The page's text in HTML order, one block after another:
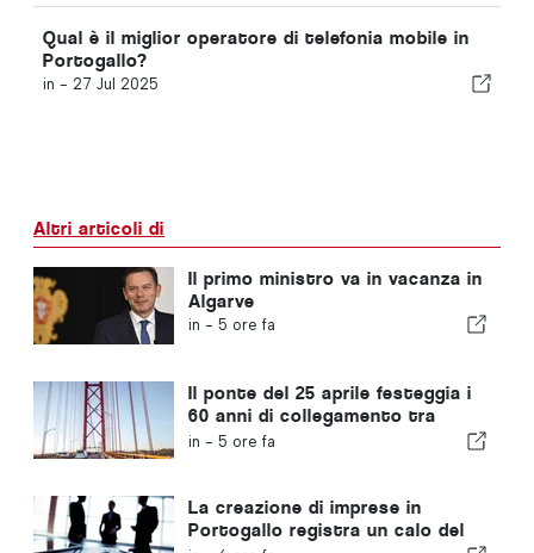
Qual è il miglior operatore di telefonia mobile in
Portogallo?
in - 27 Jul 2025
Altri articoli di
Il primo ministro va in vacanza in
Algarve
in - 5 ore fa
Il ponte del 25 aprile festeggia i
60 anni di collegamento tra
Lisbona e Almada
in - 5 ore fa
La creazione di imprese in
Portogallo registra un calo del